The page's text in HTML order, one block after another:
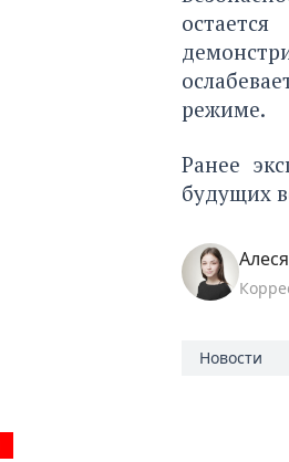
режиме.
Ранее
будущих
Новости